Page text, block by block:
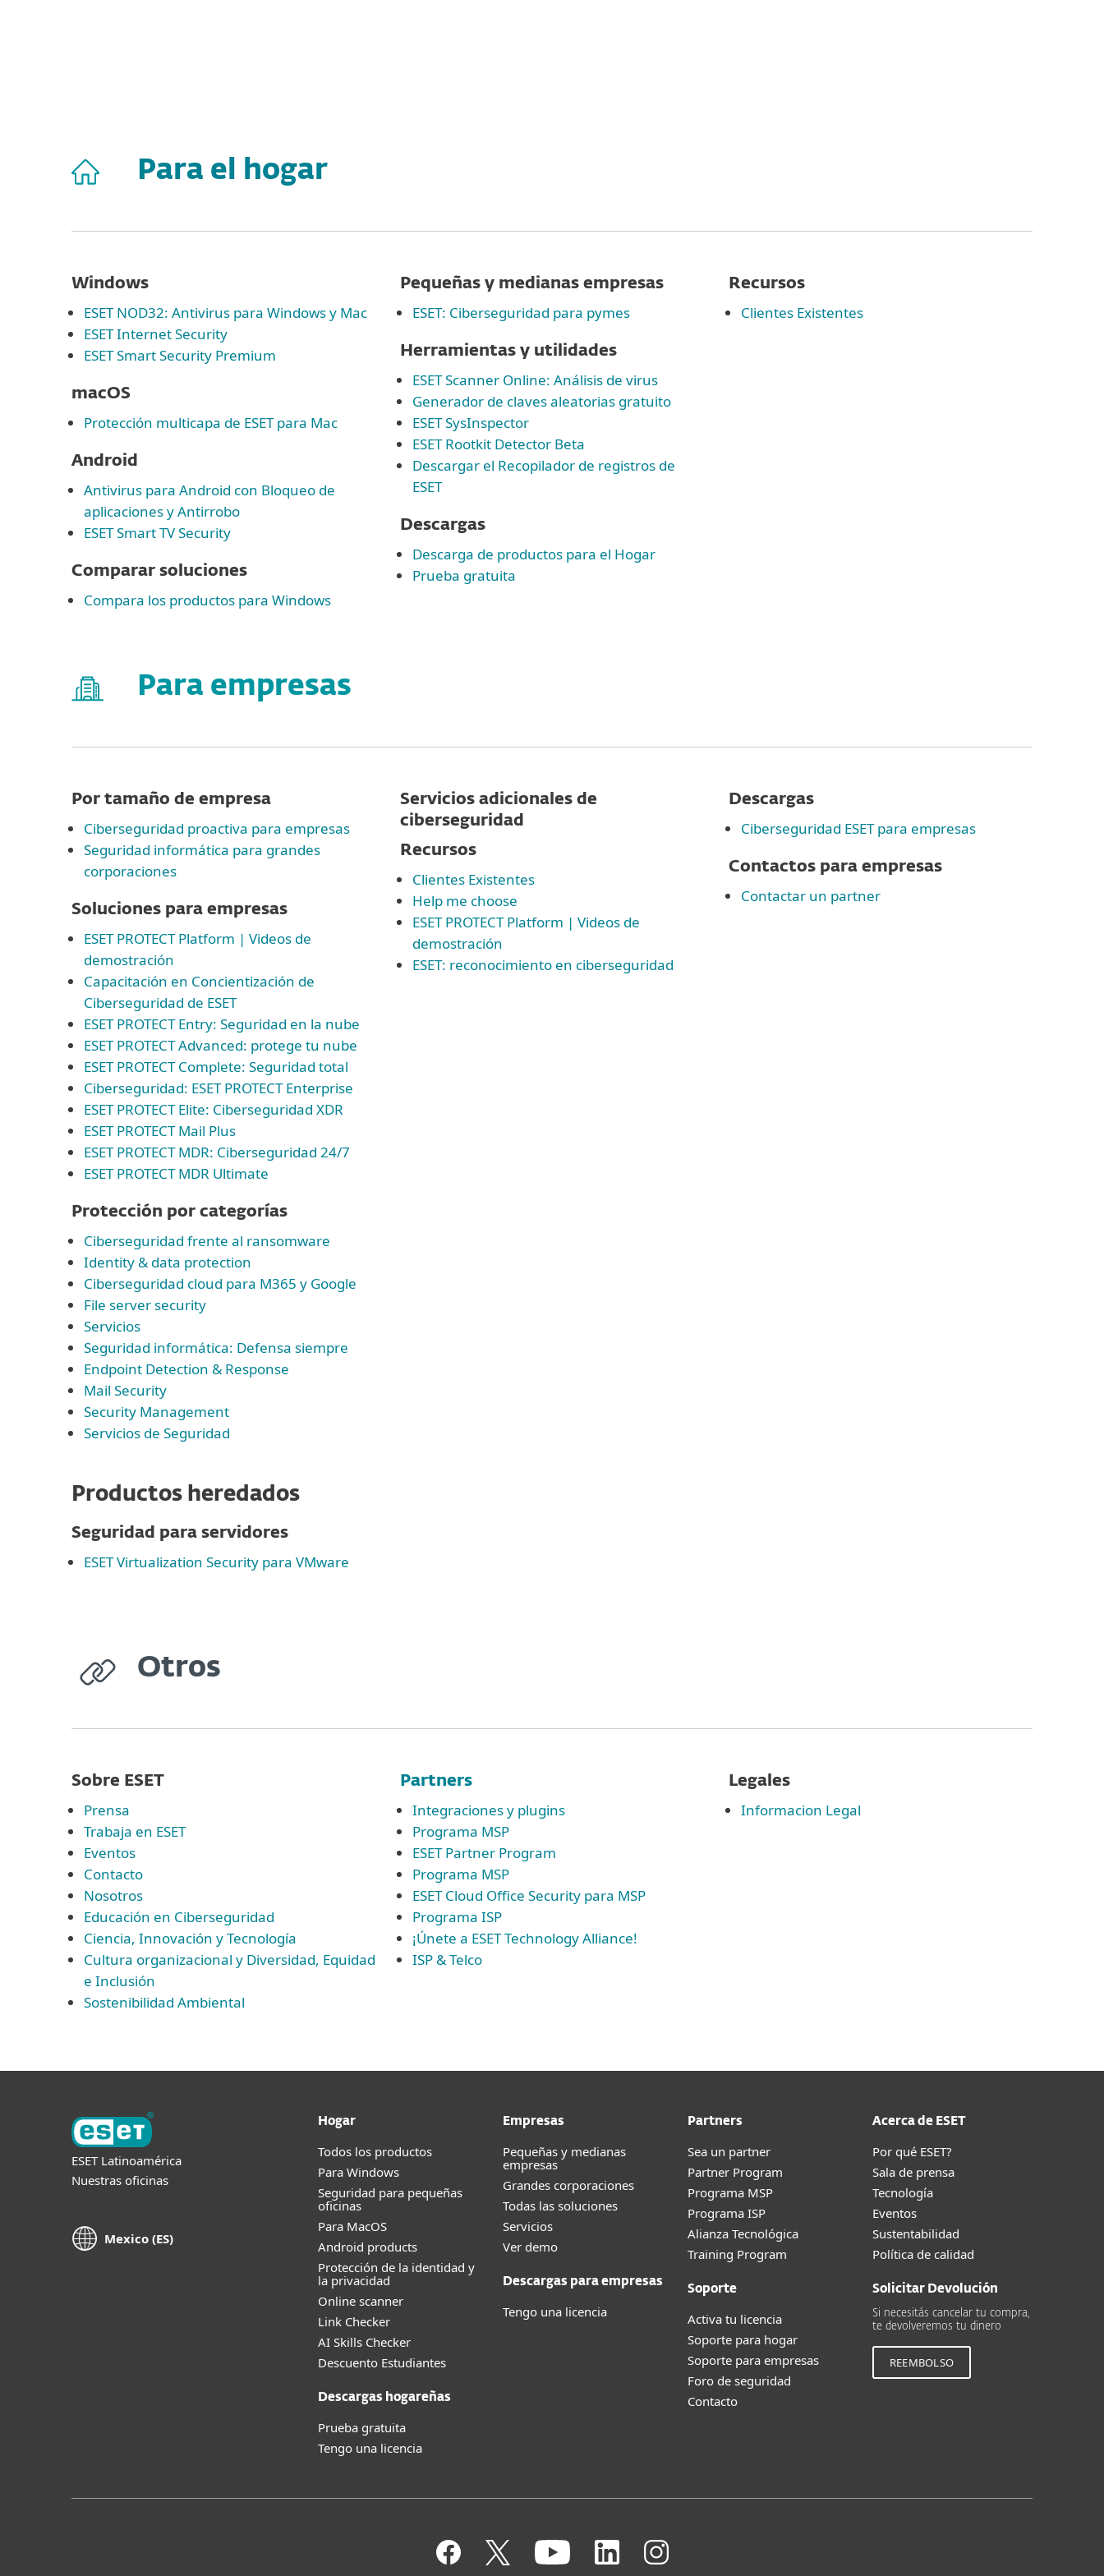
Para el hogar
Windows
ESET NOD32: Antivirus para Windows y Mac
ESET Internet Security
ESET Smart Security Premium
macOS
Protección multicapa de ESET para Mac
Android
Antivirus para Android con Bloqueo de
aplicaciones y Antirrobo
ESET Smart TV Security
Comparar soluciones
Compara los productos para Windows
Pequeñas y medianas empresas
ESET: Ciberseguridad para pymes
Herramientas y utilidades
ESET Scanner Online: Análisis de virus
Generador de claves aleatorias gratuito
ESET SysInspector
ESET Rootkit Detector Beta
Descargar el Recopilador de registros de
ESET
Descargas
Descarga de productos para el Hogar
Prueba gratuita
Recursos
Clientes Existentes
Para empresas
Por tamaño de empresa
Ciberseguridad proactiva para empresas
Seguridad informática para grandes
corporaciones
Soluciones para empresas
ESET PROTECT Platform | Videos de
demostración
Capacitación en Concientización de
Ciberseguridad de ESET
ESET PROTECT Entry: Seguridad en la nube
ESET PROTECT Advanced: protege tu nube
ESET PROTECT Complete: Seguridad total
Ciberseguridad: ESET PROTECT Enterprise
ESET PROTECT Elite: Ciberseguridad XDR
ESET PROTECT Mail Plus
ESET PROTECT MDR: Ciberseguridad 24/7
ESET PROTECT MDR Ultimate
Protección por categorías
Ciberseguridad frente al ransomware
Identity & data protection
Ciberseguridad cloud para M365 y Google
File server security
Servicios
Seguridad informática: Defensa siempre
Endpoint Detection & Response
Mail Security
Security Management
Servicios de Seguridad
Servicios adicionales de
ciberseguridad
Recursos
Clientes Existentes
Help me choose
ESET PROTECT Platform | Videos de
demostración
ESET: reconocimiento en ciberseguridad
Descargas
Ciberseguridad ESET para empresas
Contactos para empresas
Contactar un partner
Productos heredados
Seguridad para servidores
ESET Virtualization Security para VMware
Otros
Sobre ESET
Prensa
Trabaja en ESET
Eventos
Contacto
Nosotros
Educación en Ciberseguridad
Ciencia, Innovación y Tecnología
Cultura organizacional y Diversidad, Equidad
e Inclusión
Sostenibilidad Ambiental
Partners
Integraciones y plugins
Programa MSP
ESET Partner Program
Programa MSP
ESET Cloud Office Security para MSP
Programa ISP
¡Únete a ESET Technology Alliance!
ISP & Telco
Legales
Informacion Legal
ESET Latinoamérica
Nuestras oficinas
Mexico (ES)
Hogar
Todos los productos
Para Windows
Seguridad para pequeñas
oficinas
Para MacOS
Android products
Protección de la identidad y
la privacidad
Online scanner
Link Checker
AI Skills Checker
Descuento Estudiantes
Descargas hogareñas
Prueba gratuita
Tengo una licencia
Empresas
Pequeñas y medianas
empresas
Grandes corporaciones
Todas las soluciones
Servicios
Ver demo
Descargas para empresas
Tengo una licencia
Partners
Sea un partner
Partner Program
Programa MSP
Programa ISP
Alianza Tecnológica
Training Program
Soporte
Activa tu licencia
Soporte para hogar
Soporte para empresas
Foro de seguridad
Contacto
Acerca de ESET
Por qué ESET?
Sala de prensa
Tecnología
Eventos
Sustentabilidad
Política de calidad
Solicitar Devolución
Si necesitás cancelar tu compra,
te devolveremos tu dinero
REEMBOLSO